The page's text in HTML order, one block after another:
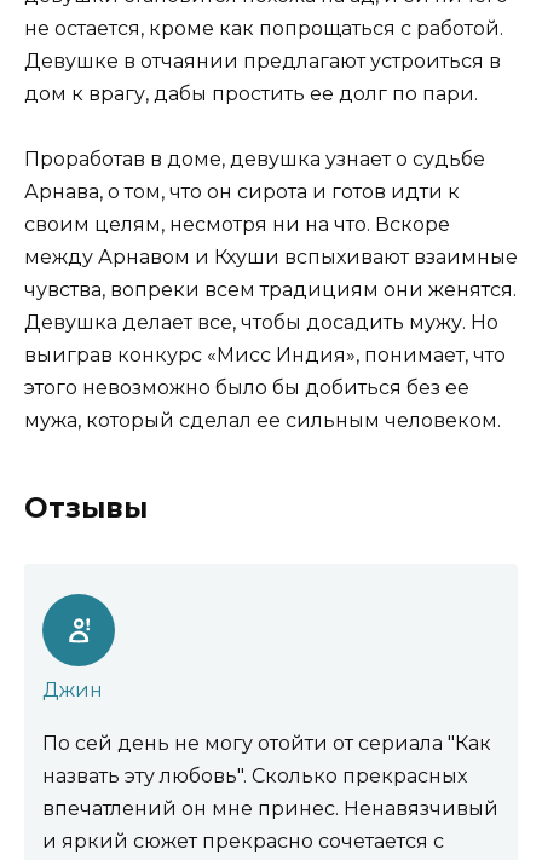
не остается, кроме как попрощаться с работой.
Девушке в отчаянии предлагают устроиться в
дом к врагу, дабы простить ее долг по пари.
Проработав в доме, девушка узнает о судьбе
Арнава, о том, что он сирота и готов идти к
своим целям, несмотря ни на что. Вскоре
между Арнавом и Кхуши вспыхивают взаимные
чувства, вопреки всем традициям они женятся.
Девушка делает все, чтобы досадить мужу. Но
выиграв конкурс «Мисс Индия», понимает, что
этого невозможно было бы добиться без ее
мужа, который сделал ее сильным человеком.
Отзывы
Джин
По сей день не могу отойти от сериала "Как
назвать эту любовь". Сколько прекрасных
впечатлений он мне принес. Ненавязчивый
и яркий сюжет прекрасно сочетается с